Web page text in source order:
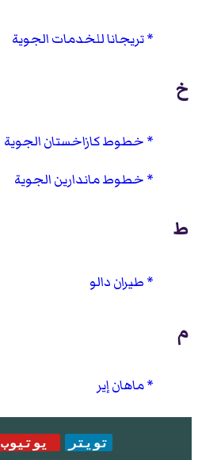
تريجانا للخدمات الجوية
خ
خطوط كازاخستان الجوية
خطوط ماندارين الجوية
ط
طيران دالو
م
ماهان إير
تويتر يوتيوب